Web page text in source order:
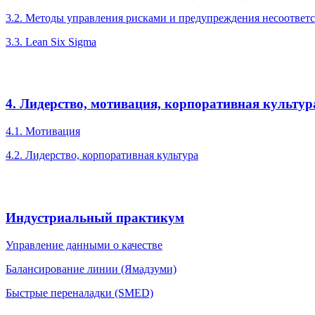
3.2. Методы управления рисками и предупреждения
3.3. Lean Six Sigma
4. Лидерство, мотивация, корпоративная
4.1. Мотивация
4.2. Лидерство, корпоративная культура
Индустриальный практикум
Управление данными о качестве
Балансирование линии (Ямадзуми)
Быстрые переналадки (SMED)